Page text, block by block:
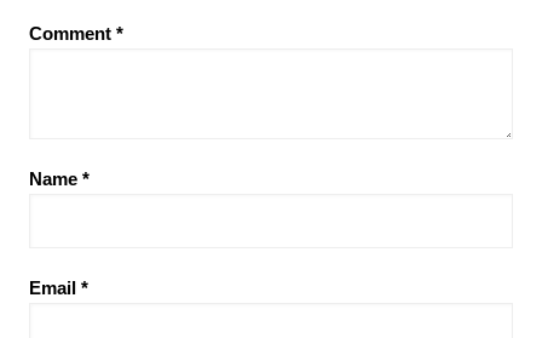
Comment *
Name *
Email *